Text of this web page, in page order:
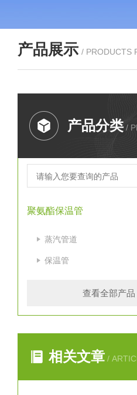
产品展示 / PRODUCTS
产品分类 /
聚氨酯保温管
蒸汽管道
保温管
查看全部产品
相关文章 /